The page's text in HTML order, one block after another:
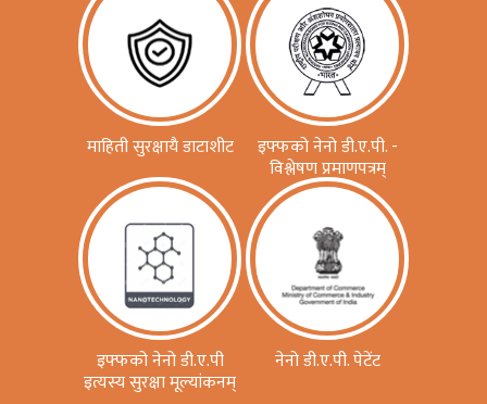
माहिती सुरक्षायै डाटाशीट इफ्फको नेनो डी.ए.पी. -
विश्लेषण प्रमाणपत्रम्
इफ्फको नेनो डी.ए.पी
इत्यस्य सुरक्षा मूल्यांकनम्
नेनो डी.ए.पी. पेटेंट